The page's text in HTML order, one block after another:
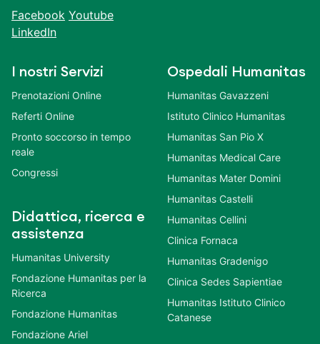
Facebook Youtube
LinkedIn
I nostri Servizi
Prenotazioni Online
Referti Online
Pronto soccorso in tempo
reale
Congressi
Didattica, ricerca e
assistenza
Humanitas University
Fondazione Humanitas per la
Ricerca
Fondazione Humanitas
Fondazione Ariel
Ospedali Humanitas
Humanitas Gavazzeni
Istituto Clinico Humanitas
Humanitas San Pio X
Humanitas Medical Care
Humanitas Mater Domini
Humanitas Castelli
Humanitas Cellini
Clinica Fornaca
Humanitas Gradenigo
Clinica Sedes Sapientiae
Humanitas Istituto Clinico
Catanese